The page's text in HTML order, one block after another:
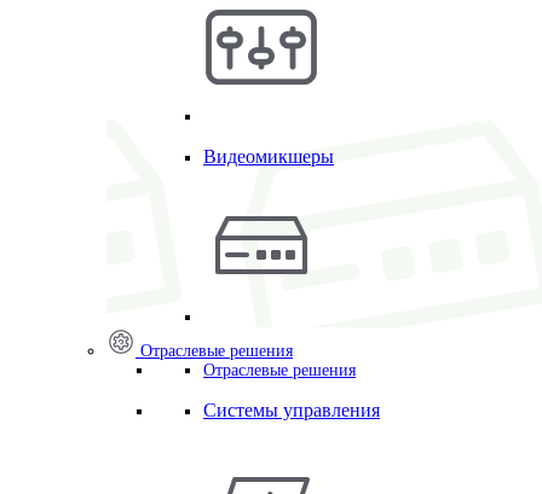
Видеомикшеры
Отраслевые решения
Отраслевые решения
Системы управления